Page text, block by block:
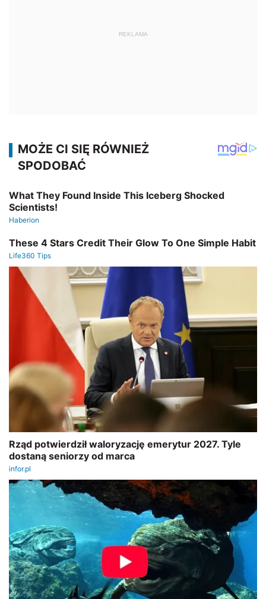
REKLAMA